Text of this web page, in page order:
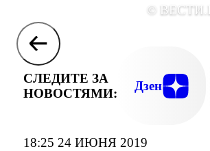
18:25 24 ИЮНЯ 2019
©
СЛЕДИТЕ ЗА
НОВОСТЯМИ:
Дзен